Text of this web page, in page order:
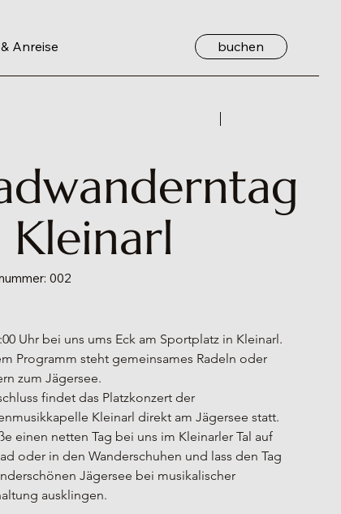
Anreise buchen
Kleinarl
Artikelnummer:
002
002
Uhr bei uns ums Eck am Sportplatz in Kleinarl.
Programm steht gemeinsames Radeln oder
zum Jägersee.
findet das Platzkonzert der
Kleinarl direkt am Jägersee statt.
einen netten Tag bei uns im Kleinarler Tal auf
oder in den Wanderschuhen und lass den Tag
Jägersee bei musikalischer
ausklingen.